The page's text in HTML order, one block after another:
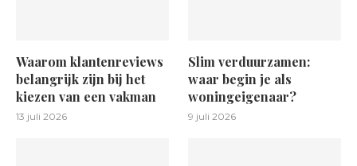
Waarom klantenreviews
belangrijk zijn bij het
kiezen van een vakman
13 juli 2026
Slim verduurzamen:
waar begin je als
woningeigenaar?
9 juli 2026